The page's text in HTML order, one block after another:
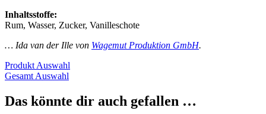
Inhaltsstoffe:
Rum, Wasser, Zucker, Vanilleschote
… Ida van der Ille von Wagemut Produktion GmbH.
Produkt Auswahl
Gesamt Auswahl
Das könnte dir auch gefallen …